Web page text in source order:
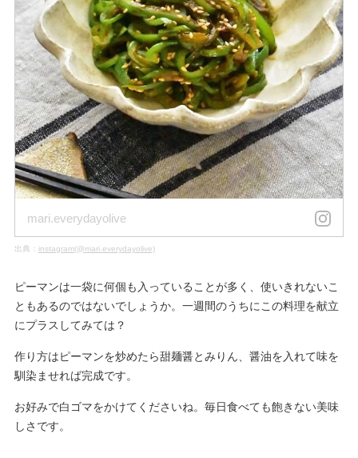
mari.everydayolive
出典： instagram(@mari.everydayolive)
ピーマンは一袋に何個も入っていることが多く、使いきれないこ
ともあるのではないでしょうか。一週間のうちにこの料理を献立
にプラスしてみては？
作り方はピーマンを炒めたら甜麺醤とみりん、醤油を入れて味を
馴染ませれば完成です。
お好みで白ゴマをかけてくださいね。毎日食べても飽きない美味
しさです。